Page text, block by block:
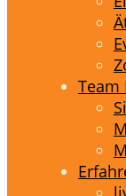
Team